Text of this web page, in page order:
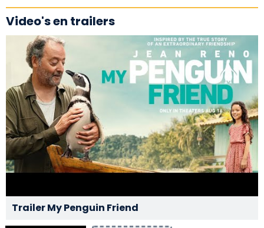
Video's en trailers
Trailer My Penguin Friend